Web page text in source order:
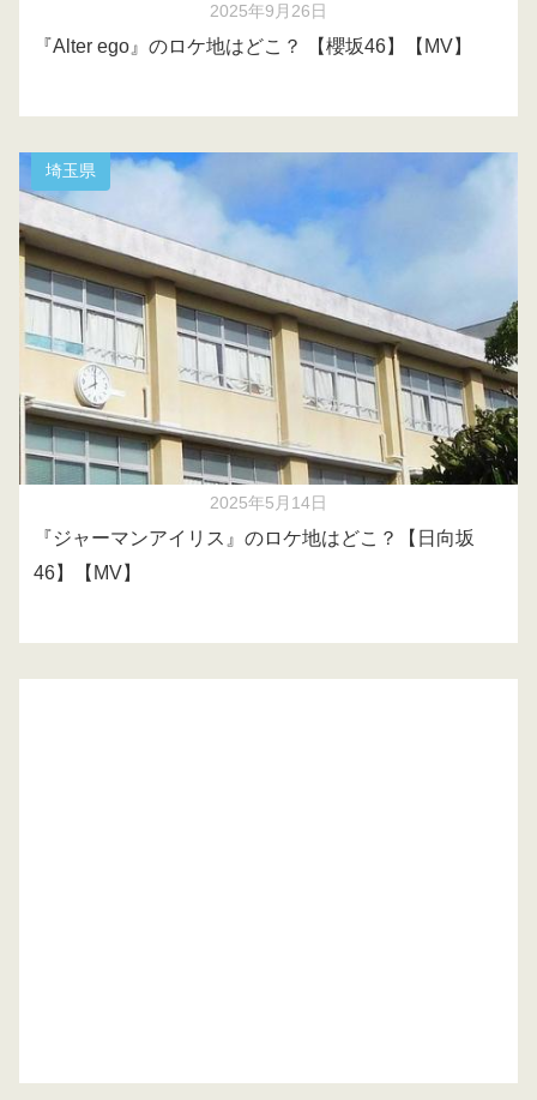
2025年9月26日
『Alter ego』のロケ地はどこ？ 【櫻坂46】【MV】
埼玉県
2025年5月14日
『ジャーマンアイリス』のロケ地はどこ？【日向坂
46】【MV】